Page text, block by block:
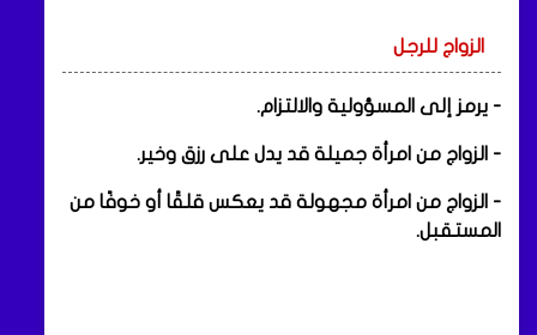
الزواج للرجل
- يرمز إلى المسؤولية والالتزام.
- الزواج من امرأة جميلة قد يدل على رزق وخير.
- الزواج من امرأة مجهولة قد يعكس قلقًا أو خوفًا من
المستقبل.